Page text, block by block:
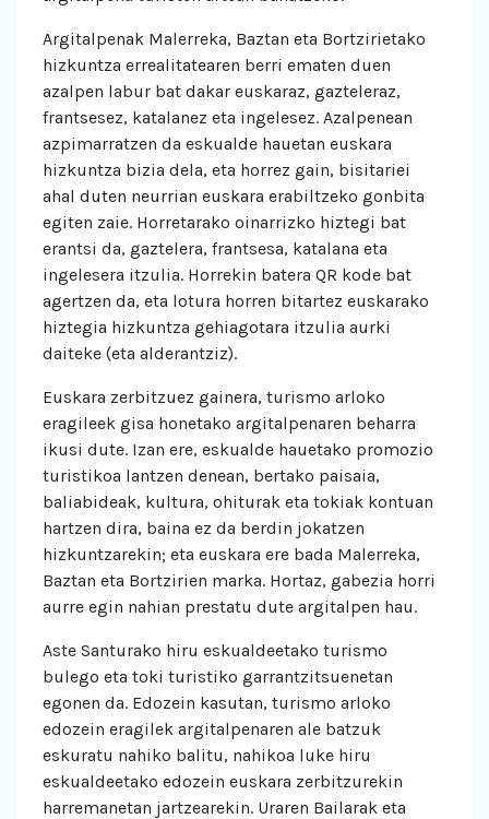
Argitalpenak Malerreka, Baztan eta Bortzirietako
hizkuntza errealitatearen berri ematen duen
azalpen labur bat dakar euskaraz, gazteleraz,
frantsesez, katalanez eta ingelesez. Azalpenean
azpimarratzen da eskualde hauetan euskara
hizkuntza bizia dela, eta horrez gain, bisitariei
ahal duten neurrian euskara erabiltzeko gonbita
egiten zaie. Horretarako oinarrizko hiztegi bat
erantsi da, gaztelera, frantsesa, katalana eta
ingelesera itzulia. Horrekin batera QR kode bat
agertzen da, eta lotura horren bitartez euskarako
hiztegia hizkuntza gehiagotara itzulia aurki
daiteke (eta alderantziz).
Euskara zerbitzuez gainera, turismo arloko
eragileek gisa honetako argitalpenaren beharra
ikusi dute. Izan ere, eskualde hauetako promozio
turistikoa lantzen denean, bertako paisaia,
baliabideak, kultura, ohiturak eta tokiak kontuan
hartzen dira, baina ez da berdin jokatzen
hizkuntzarekin; eta euskara ere bada Malerreka,
Baztan eta Bortzirien marka. Hortaz, gabezia horri
aurre egin nahian prestatu dute argitalpen hau.
Aste Santurako hiru eskualdeetako turismo
bulego eta toki turistiko garrantzitsuenetan
egonen da. Edozein kasutan, turismo arloko
edozein eragilek argitalpenaren ale batzuk
eskuratu nahiko balitu, nahikoa luke hiru
eskualdeetako edozein euskara zerbitzurekin
harremanetan jartzearekin. Uraren Bailarak eta